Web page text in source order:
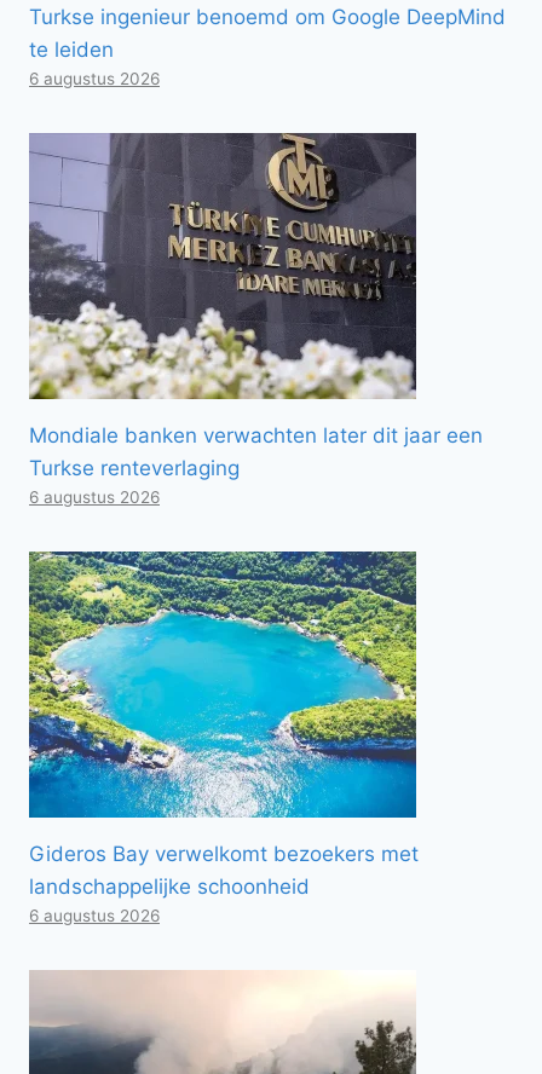
Turkse ingenieur benoemd om Google DeepMind
te leiden
6 augustus 2026
Mondiale banken verwachten later dit jaar een
Turkse renteverlaging
6 augustus 2026
Gideros Bay verwelkomt bezoekers met
landschappelijke schoonheid
6 augustus 2026